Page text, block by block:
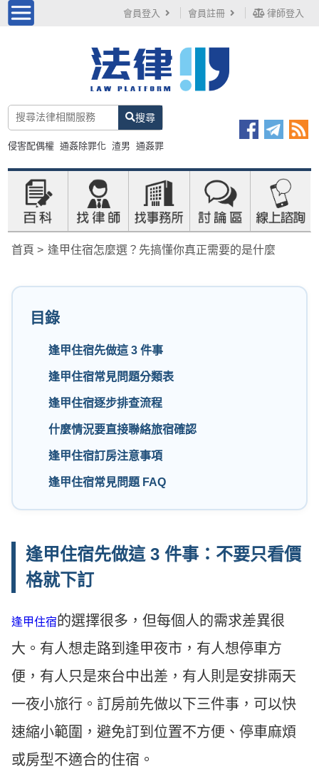
會員登入 會員註冊 律師登入
搜尋
侵害配偶權 通姦除罪化 渣男 通姦罪
首頁 逢甲住宿怎麼選？先搞懂你真正需要的是什麼
目錄
逢甲住宿先做這 3 件事
逢甲住宿常見問題分類表
逢甲住宿逐步排查流程
什麼情況要直接聯絡旅宿確認
逢甲住宿訂房注意事項
逢甲住宿常見問題 FAQ
逢甲住宿先做這 3 件事：不要只看價
格就下訂
逢甲住宿的選擇很多，但每個人的需求差異很
大。有人想走路到逢甲夜市，有人想停車方
便，有人只是來台中出差，有人則是安排兩天
一夜小旅行。訂房前先做以下三件事，可以快
速縮小範圍，避免訂到位置不方便、停車麻煩
或房型不適合的住宿。